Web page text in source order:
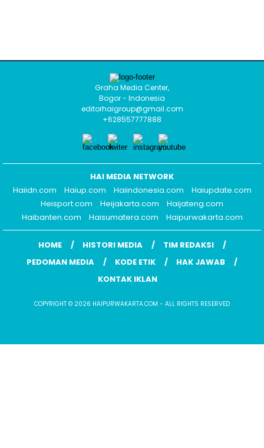
Graha Media Center,
Bogor - Indonesia
editorhaigroup@gmail.com
+628557777888
HAI MEDIA NETWORK
Haiidn.com
Haiup.com Haiindonesia.com
Haiupdate.com
Heisport.com
Heijakarta.com
Haijateng.com
Haibanten.com
Haisumatera.com Haipurwakarta.com
HOME HISTORI MEDIA
TIM REDAKSI
PEDOMAN MEDIA
KODE ETIK
HAK JAWAB
KONTAK IKLAN
COPYRIGHT © 2026 HAIPURWAKARTA.COM - ALL RIGHTS RESERVED